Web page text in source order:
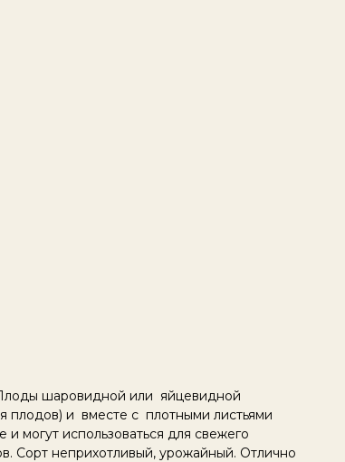
шаровидной или яйцевидной
плодов) и вместе с плотными листьями
могут использоваться для свежего
Сорт неприхотливый, урожайный. Отлично